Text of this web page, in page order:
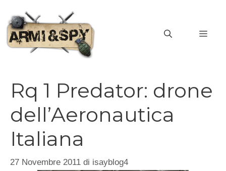
contenuto
Rq 1 Predator: drone
dell’Aeronautica
Italiana
27 Novembre 2011 di isayblog4